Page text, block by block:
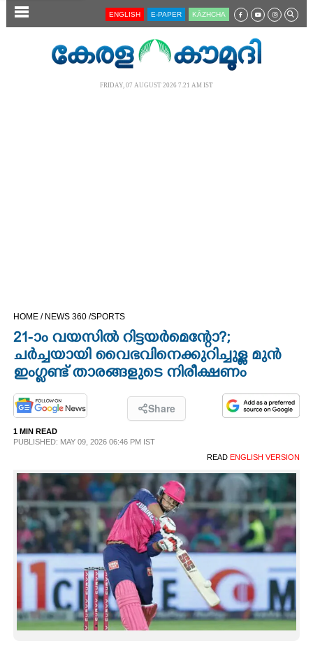
SECTIONS
OPINION
PHOTOS
LIFESTYLE
SPIRITUAL
INFO+
ART
ASTRO
ENGLISH E-PAPER KĀZHCHA
FRIDAY, 07 AUGUST 2026 7.21 AM IST
HOME / NEWS 360 /SPORTS
21-ാം വയസിൽ റിട്ടയർമെന്റോ?;​
ചർച്ചയായി വൈഭവിനെക്കുറിച്ചുള്ള മുൻ
ഇംഗ്ലണ്ട് താരങ്ങളുടെ നിരീക്ഷണം
Share
1 MIN READ
PUBLISHED: MAY 09, 2026 06:46 PM IST
READ ENGLISH VERSION